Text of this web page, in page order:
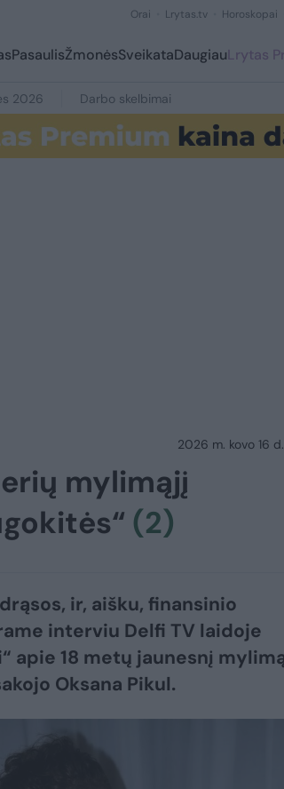
Orai Lrytas.tv Horoskopai
PasaulisŽmonėsSveikataDaugiauLrytas
2026 Darbo skelbimai
2026 m. kovo 16
mylimąjį
(2)
ir, aišku, finansinio
interviu Delfi TV laidoje
apie 18 metų jaunesnį
Oksana Pikul.